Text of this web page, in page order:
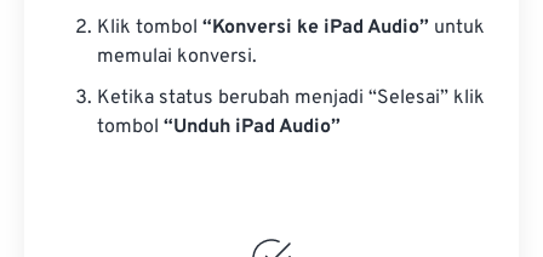
Klik tombol “Konversi ke iPad Audio” untuk
memulai konversi.
Ketika status berubah menjadi “Selesai” klik
tombol “Unduh iPad Audio”